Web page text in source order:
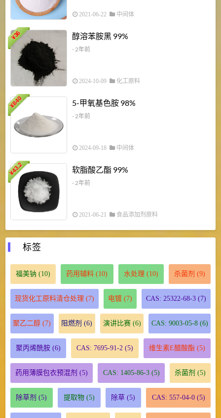
2021-06-22 中间体
¥
36 醇溶苯胺黑 99%
- 2年前
2024-10-09 化工原料
¥
840 5-甲氧基色胺 98%
- 2年前
2024-09-18 中间体
¥
43.2 软脂酸乙酯 99%
- 2年前
2021-06-21 食品添加剂原料
标签
福美钠 (10) 药用辅料 (10) 水处理 (10) 杀菌剂 (9)
现货化工原料清仓处理 (7) 电镀 (7) CAS: 25322-68-3 (7)
聚乙二醇 (7) 阻燃剂 (6) 演讲比赛(6) CAS: 9003-05-8(6)
聚丙烯酰胺(6) CAS: 7695-91-2 (5) 维生素E醋酸酯 (5)
药用薄膜包衣预混剂 (5) CAS: 1405-86-3(5) 杀菌剂 (5)
除草剂 (5) 提取物(5) 除草 (5) CAS: 557-04-0(5)